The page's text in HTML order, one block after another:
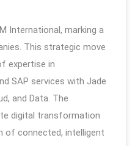
International, marking a
This strategic move
expertise in
SAP services with Jade
and Data. The
digital transformation
of connected, intelligent